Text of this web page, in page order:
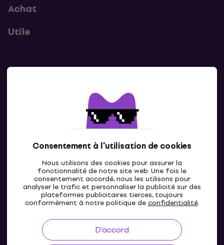
Consentement à l'utilisation de cookies
Nous utilisons des cookies pour assurer la
fonctionnalité de notre site web. Une fois le
consentement accordé, nous les utilisons pour
analyser le trafic et personnaliser la publicité sur des
plateformes publicitaires tierces, toujours
conformément à notre politique deconfidentialité.
D'accord
Achat
Utile
Contacte nous
LU